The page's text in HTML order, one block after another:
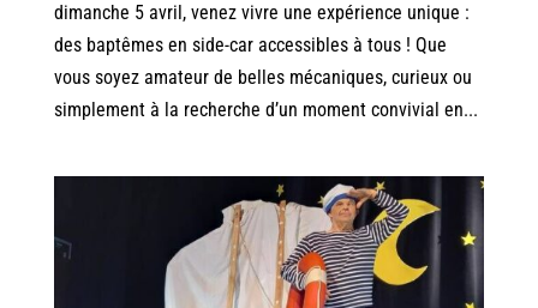
dimanche 5 avril, venez vivre une expérience unique :
des baptêmes en side-car accessibles à tous ! Que
vous soyez amateur de belles mécaniques, curieux ou
simplement à la recherche d’un moment convivial en...